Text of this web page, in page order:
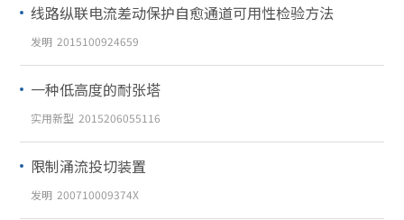
线路纵联电流差动保护自愈通道可用性检验方法
发明 2015100924659
一种低高度的耐张塔
实用新型 2015206055116
限制涌流投切装置
发明 200710009374X